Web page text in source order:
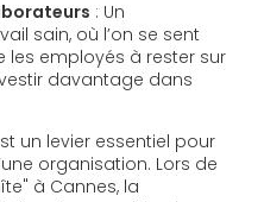
: Un
sain, où l’on se sent
les employés à rester sur
davantage dans
un levier essentiel pour
organisation. Lors de
à Cannes, la